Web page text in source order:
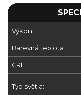
Výkon:
Barevná teplota:
CRI:
Typ světla: